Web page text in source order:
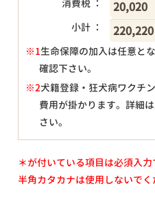
消費税 ：
小計 ：
※1生命保障の加入は任意と
確認下さい。
※2犬籍登録・狂犬病ワクチ
費用が掛かります。詳細
さい。
＊が付いている項目は必須入力
半角カタカナは使用しないでく